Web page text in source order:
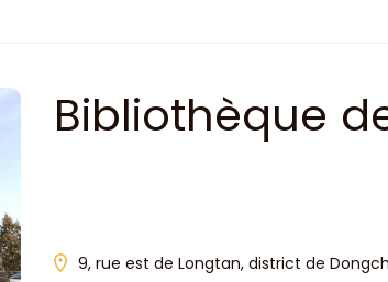
Bibliothèque
9, rue est de Longtan, district de